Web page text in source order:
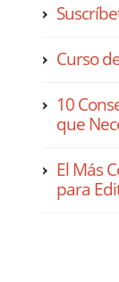
Curso
10
que
El Más
para